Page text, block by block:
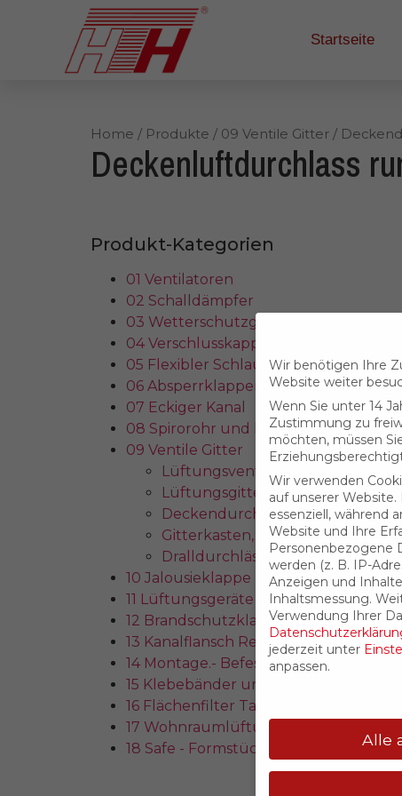
Startseite
Home / Produkte / 09 Ventile Gitter /
Deckenluftdurchlass
Produkt-Kategorien
01 Ventilatoren
02 Schalldämpfer
03 Wetterschutzgitter
04 Verschlusskappen WSK WFK WG
05 Flexibler Schlauch Flexibles
06 Absperrklappen
07 Eckiger Kanal
08 Spirorohr und Formstücke rund
09 Ventile Gitter
Lüftungsventile
Lüftungsgitter
Deckendurchlassgitter
Gitterkasten, Gitterstutzen...
Dralldurchlässe
10 Jalousieklappe
11 Lüftungsgeräte
12 Brandschutzklappen
13 Kanalflansch Revisionsdeckel
14 Montage.- Befestigungsmaterial
15 Klebebänder und Isolierung
16 Flächenfilter Taschenfilter
17 Wohnraumlüftung
18 Safe - Formstücke
Wir benötigen Ihre
Website weiter
Wenn Sie unter 14
Zustimmung zu
möchten, müssen
Wir verwenden
auf unserer Website.
essenziell, während
Website und Ihre
Personenbezogene
werden (z. B. IP-
Anzeigen und
Inhaltsmessung.
Verwendung Ihrer
jederzeit unter
anpassen.
Alle